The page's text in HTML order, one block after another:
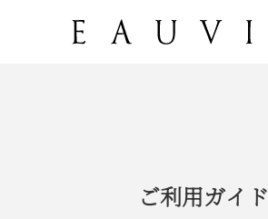
ご利用ガイド